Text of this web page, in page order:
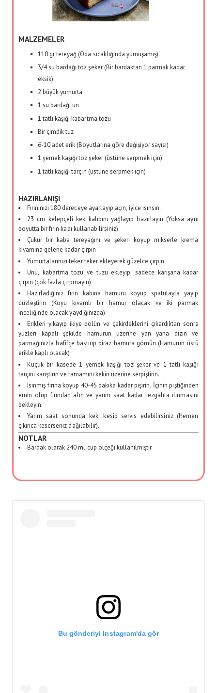
MALZEMELER
110 gr tereyağ (Oda sıcaklığında yumuşamış)
3/4 su bardağı toz şeker (Bir bardaktan 1 parmak kadar
eksik)
2 büyük yumurta
1 su bardağı un
1 tatlı kaşığı kabartma tozu
Bir çimdik tuz
6-10 adet erik (Boyutlarına göre değişiyor sayısı)
1 yemek kaşığı toz şeker (üstüne serpmek için)
1 tatlı kaşığı tarçın (üstüne serpmek için)
HAZIRLANIŞI
Fırınınızı 180 dereceye ayarlayıp açın, iyice ısınsın.
23 cm kelepçeli kek kalıbını yağlayıp hazırlayın (Yoksa aynı
boyutta bir fırın kabı kullanabilirsiniz).
Çukur bir kaba tereyağını ve şekeri koyup mikserle krema
kıvamına gelene kadar çırpın
Yumurtalarınızı teker teker ekleyerek güzelce çırpın
Unu, kabartma tozu ve tuzu ekleyip, sadece karışana kadar
çırpın (çok fazla çırpmayın)
Hazırladığınız fırın kabına hamuru koyup spatulayla yayıp
düzleştirin (Koyu kıvamlı bir hamur olacak ve iki parmak
inceliğinde olacak yaydığınızda)
Erikleri yıkayıp ikiye bölün ve çekirdeklerini çıkardıktan sonra
yüzleri kapalı şekilde hamurun üzerine yan yana dizin ve
parmağınızla hafifçe bastırıp biraz hamura gömün (Hamurun üstü
erikle kaplı olacak)
Küçük bir kasede 1 yemek kaşığı toz şeker ve 1 tatlı kaşığı
tarçını karıştırın ve tamamını kekin üzerine serpiştirin.
Isınmış fırına koyup 40-45 dakika kadar pişirin. İçinin piştiğinden
emin olup fırından alın ve yarım saat kadar tezgahta ılınmasını
bekleyin.
Yarım saat sonunda keki kesip servis edebilirsiniz (Hemen
çıkınca keserseniz dağılabilir).
NOTLAR
Bardak olarak 240 ml cup ölçeği kullanılmıştır.
Bu gönderiyi Instagram'da gör